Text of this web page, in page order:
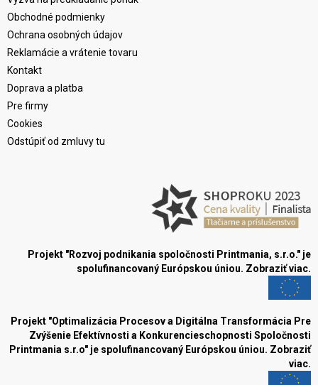
Obchodné podmienky
Ochrana osobných údajov
Reklamácie a vrátenie tovaru
Kontakt
Doprava a platba
Pre firmy
Cookies
Odstúpiť od zmluvy tu
Projekt "Rozvoj podnikania spoločnosti Printmania, s.r.o." je
spolufinancovaný Európskou úniou. Zobraziť viac.
Projekt "Optimalizácia Procesov a Digitálna Transformácia Pre
Zvýšenie Efektívnosti a Konkurencieschopnosti Spoločnosti
Printmania s.r.o" je spolufinancovaný Európskou úniou. Zobraziť
viac.